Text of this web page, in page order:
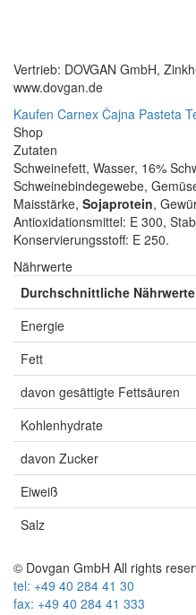
Vertrieb: DOVGAN GmbH,
www.dovgan.de
Kaufen Carnex Čajna Pasteta
Shop
Zutaten
Schweinefett, Wasser, 16%
Schweinebindegewebe,
Maisstärke, Sojaprotein,
Antioxidationsmittel: E 300,
Konservierungsstoff: E 250.
Nährwerte
Durchschnittliche Nährwerte
Energie
Fett
davon gesättigte Fettsäuren
Kohlenhydrate
davon Zucker
Eiweiß
Salz
© Dovgan GmbH All rights
tel: +49 40 284 41 30
fax: +49 40 284 41 333